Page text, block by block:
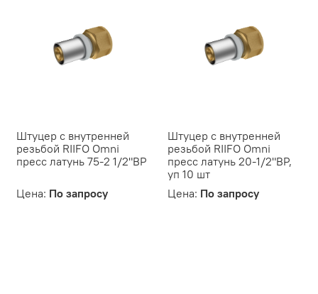
Штуцер с внутренней
резьбой RIIFO Omni
пресс латунь 75-2 1/2"ВР
Цена: По запросу
Штуцер с внутренней
резьбой RIIFO Omni
пресс латунь 20-1/2"ВР,
уп 10 шт
Цена: По запросу